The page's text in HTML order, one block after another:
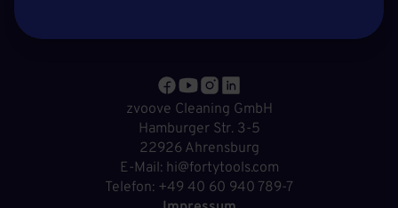
zvoove Cleaning GmbH
Hamburger Str. 3-5
22926 Ahrensburg
E-Mail: hi@fortytools.com
Telefon: +49 40 60 940 789-7